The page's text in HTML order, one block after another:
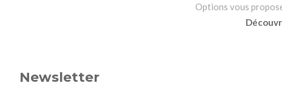
Options vous
Newsletter